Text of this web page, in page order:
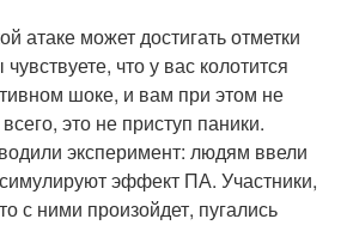
атаке может достигать отметки
что у вас колотится
шоке, и вам при этом не
это не приступ паники.
эксперимент: людям ввели
эффект ПА. Участники,
с ними произойдет, пугались